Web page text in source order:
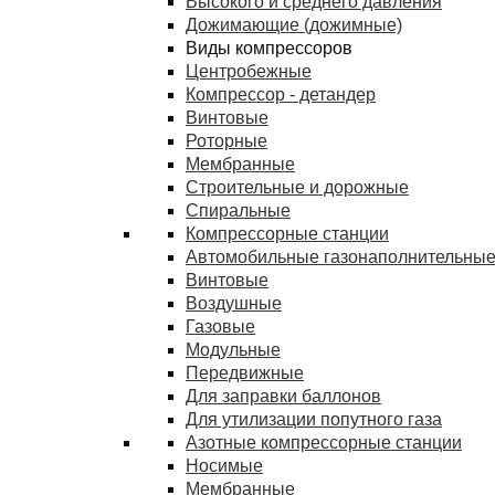
Дожимающие (дожимные)
Виды компрессоров
Центробежные
Компрессор - детандер
Винтовые
Роторные
Мембранные
Строительные и дорожные
Спиральные
Компрессорные станции
Автомобильные
Винтовые
Воздушные
Газовые
Модульные
Передвижные
Для заправки баллонов
Для утилизации попутного газа
Азотные компрессорные станции
Носимые
Мембранные